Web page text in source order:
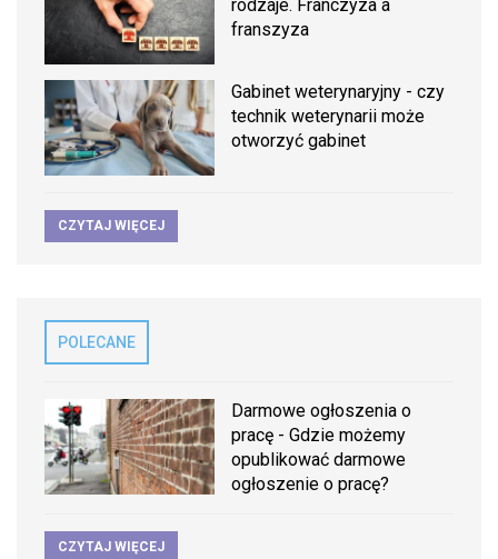
rodzaje. Franczyza a
franszyza
Gabinet weterynaryjny - czy
technik weterynarii może
otworzyć gabinet
CZYTAJ WIĘCEJ
POLECANE
Darmowe ogłoszenia o
pracę - Gdzie możemy
opublikować darmowe
ogłoszenie o pracę?
CZYTAJ WIĘCEJ